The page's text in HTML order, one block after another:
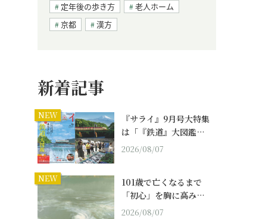
定年後の歩き方
老人ホーム
京都
漢方
新着記事
NEW
『サライ』9月号大特集
は「『鉄道』大図鑑…
2026/08/07
NEW
101歳で亡くなるまで
「初心」を胸に高み…
2026/08/07